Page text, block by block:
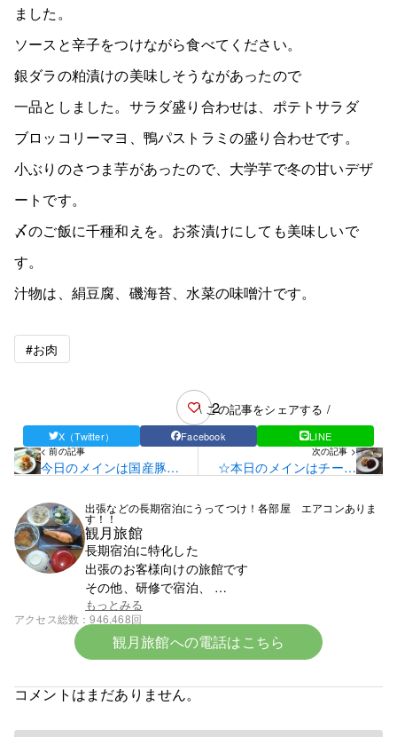
ました。
ソースと辛子をつけながら食べてください。
銀ダラの粕漬けの美味しそうながあったので
一品としました。サラダ盛り合わせは、ポテトサラダ
ブロッコリーマヨ、鴨パストラミの盛り合わせです。
小ぶりのさつま芋があったので、大学芋で冬の甘いデザ
ートです。
〆のご飯に千種和えを。お茶漬けにしても美味しいで
す。
汁物は、絹豆腐、磯海苔、水菜の味噌汁です。
#お肉
2
\ この記事をシェアする /
X（Twitter） Facebook LINE
< 前の記事
今日のメインは国産豚ロ
次の記事 >
☆本日のメインはチーズ
出張などの長期宿泊にうってつけ！各部屋 エアコンありま
す！！
観月旅館
長期宿泊に特化した
出張のお客様向けの旅館です
その他、研修で宿泊、
スポーツ少年団での団体宿泊なども受け付けており
ます
まずはお電話ください。0142-23-1393です。
もっとみる
アクセス総数 946,468回
観月旅館への電話はこちら
コメントはまだありません。